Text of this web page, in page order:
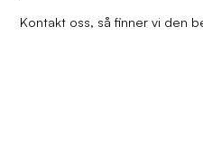
Kontakt oss, så finner vi den